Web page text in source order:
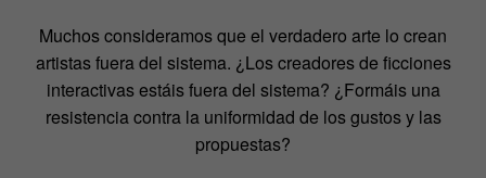
Muchos consideramos que el verdadero arte lo crean
artistas fuera del sistema. ¿Los creadores de ficciones
interactivas estáis fuera del sistema? ¿Formáis una
resistencia contra la uniformidad de los gustos y las
propuestas?